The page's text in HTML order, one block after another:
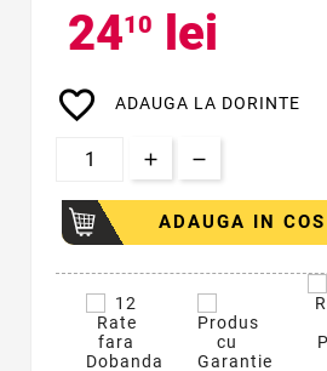
2410 lei
favorite_border ADAUGA LA DORINTE
ADAUGA IN COS